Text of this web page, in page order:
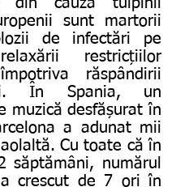
sunt martorii
de infectări pe
restricțiilor
răspândirii
În Spania, un
muzică desfășurat în
a adunat mii
Cu toate că în
săptămâni, numărul
crescut de 7 ori în